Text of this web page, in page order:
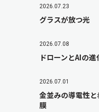
2026.07.23
グラスが放つ光
2026.07.08
ドローンとAIの
2026.07.01
金並みの導電性
膜